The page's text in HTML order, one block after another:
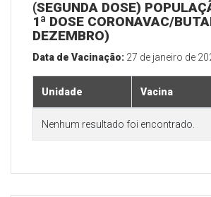
(SEGUNDA DOSE)
1ª DOSE CORONAVAC/
DEZEMBRO)
Data de Vacinação: 27 de janeiro de
Unidade Vacina
Nenhum resultado foi encontrado.